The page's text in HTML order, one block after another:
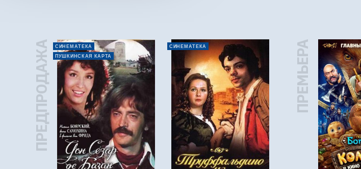
ПРЕДПРОДАЖА
СИНЕМАТЕКА
ПУШКИНСКАЯ КАРТА
СИНЕМАТЕКА ПРЕМЬЕРА